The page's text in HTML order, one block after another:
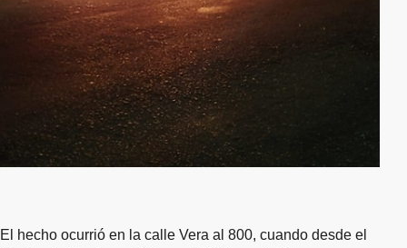
El hecho ocurrió en la calle Vera al 800, cuando desde el